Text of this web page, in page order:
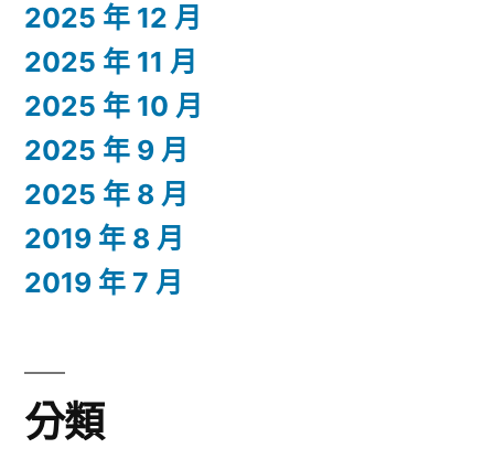
2025 年 12 月
2025 年 11 月
2025 年 10 月
2025 年 9 月
2025 年 8 月
2019 年 8 月
2019 年 7 月
分類